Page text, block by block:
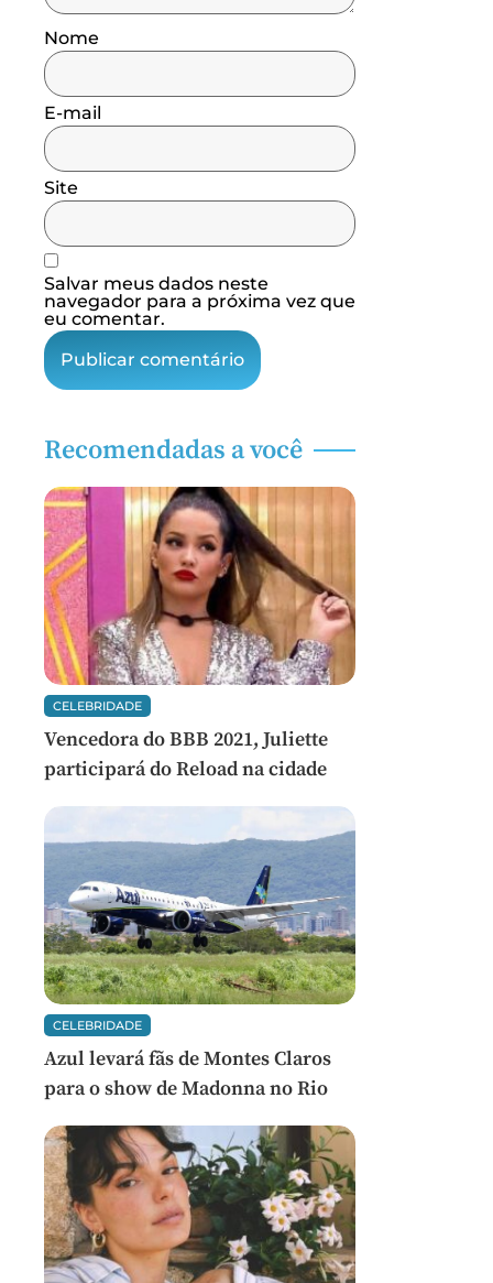
Nome
E-mail
Site
Salvar meus dados neste
navegador para a próxima vez que
eu comentar.
Recomendadas a você
CELEBRIDADE
Vencedora do BBB 2021, Juliette
participará do Reload na cidade
CELEBRIDADE
Azul levará fãs de Montes Claros
para o show de Madonna no Rio